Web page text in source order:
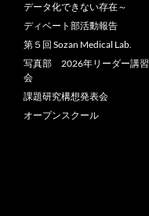
データ化できない存在～
ディベート部活動報告
第５回 Sozan Medical Lab.
写真部 2026年リーダー講習
会
課題研究構想発表会
オープンスクール